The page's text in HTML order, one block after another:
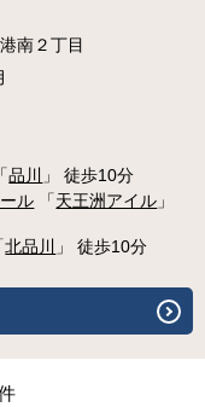
南２丁目
品川
」 徒歩10分
ル 「天王洲アイル 」
北品川 」 徒歩10分